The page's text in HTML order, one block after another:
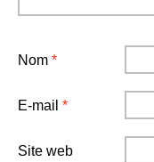
Nom *
E-mail *
Site web